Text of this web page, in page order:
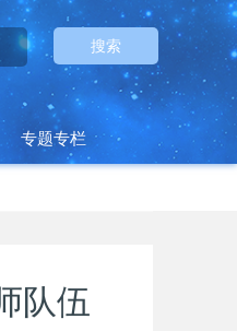
搜索
专题专栏
队伍